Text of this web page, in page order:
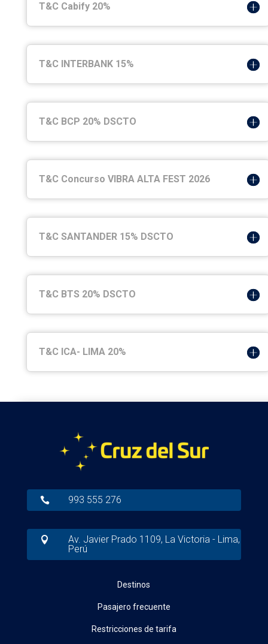
T&C Cabify 20%
T&C INTERBANK 15%
T&C BCP 20% DSCTO
T&C Concurso VIBRA ALTA FEST 2026
T&C SANTANDER 15% DSCTO
T&C BTS 20% DSCTO
T&C ICA- LIMA 20%
 993 555 276

Av. Javier Prado 1109, La Victoria - Lima,
Perú
Destinos
Pasajero frecuente
Restricciones de tarifa